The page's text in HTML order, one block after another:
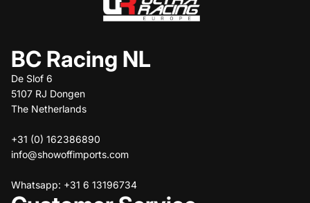
BC Racing NL
De Slof 6
5107 RJ Dongen
The Netherlands
+31 (0) 162386890
info@showoffimports.com
Whatsapp: +31 6 13196734